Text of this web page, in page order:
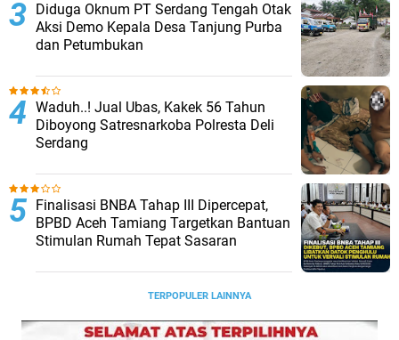
Diduga Oknum PT Serdang Tengah Otak
Aksi Demo Kepala Desa Tanjung Purba
dan Petumbukan
Waduh..! Jual Ubas, Kakek 56 Tahun
Diboyong Satresnarkoba Polresta Deli
Serdang
Finalisasi BNBA Tahap III Dipercepat,
BPBD Aceh Tamiang Targetkan Bantuan
Stimulan Rumah Tepat Sasaran
TERPOPULER LAINNYA